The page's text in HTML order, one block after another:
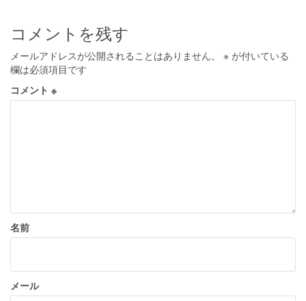
ビ
ゲ
ー
シ
コメントを残す
メールアドレスが公開されることはありません。 ※ が付いている
欄は必須項目です
コメント ※
名前
メール